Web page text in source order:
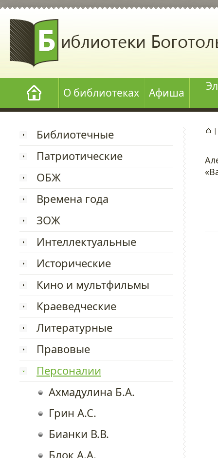
О библиотеках Афиша
Библиотечные
Патриотические
ОБЖ
Времена года
ЗОЖ
Интеллектуальные
Исторические
Кино и мультфильмы
Краеведческие
Литературные
Правовые
Персоналии
Ахмадулина Б.А.
Грин А.С.
Бианки В.В.
Блок А.А.
|